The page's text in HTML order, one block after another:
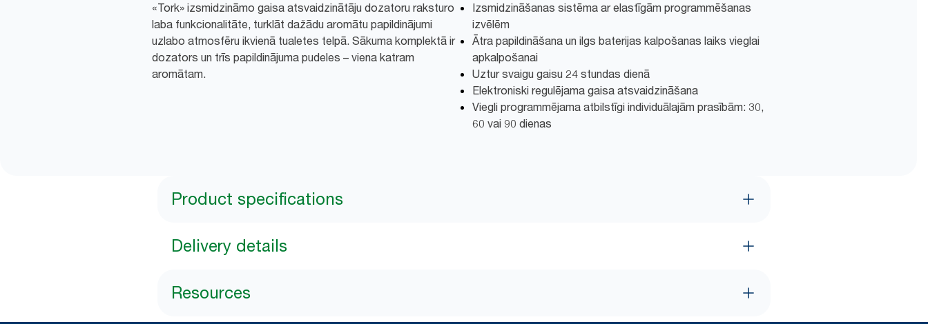
«Tork» izsmidzināmo gaisa atsvaidzinātāju dozatoru raksturo
laba funkcionalitāte, turklāt dažādu aromātu papildinājumi
uzlabo atmosfēru ikvienā tualetes telpā. Sākuma komplektā ir
dozators un trīs papildinājuma pudeles – viena katram
aromātam.
Izsmidzināšanas sistēma ar elastīgām programmēšanas
izvēlēm
Ātra papildināšana un ilgs baterijas kalpošanas laiks vieglai
apkalpošanai
Uztur svaigu gaisu 24 stundas dienā
Elektroniski regulējama gaisa atsvaidzināšana
Viegli programmējama atbilstīgi individuālajām prasībām: 30,
60 vai 90 dienas
Product specifications
Delivery details
Resources